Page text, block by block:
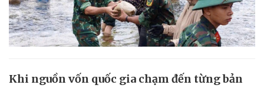
Khi nguồn vốn quốc gia chạm đến từng bản